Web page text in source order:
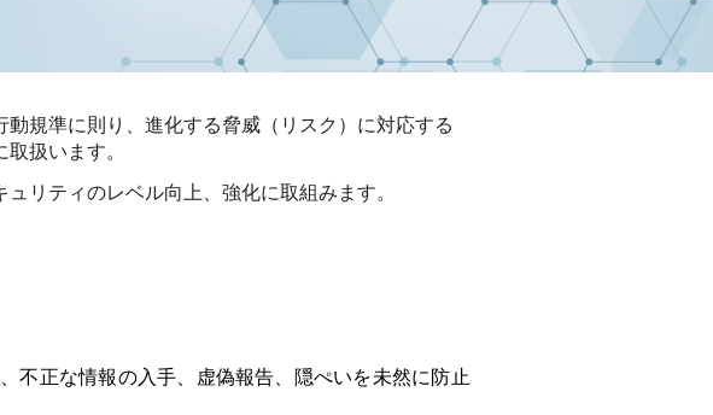
規準に則り、進化する脅威（リスク）に対応する
扱います。
リティのレベル向上、強化に取組みます。
不正な情報の入手、虚偽報告、隠ぺいを未然に防止